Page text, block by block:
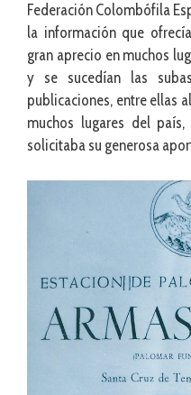
Federación Colombófila
la información que
gran aprecio en muchos
y se sucedían las
publicaciones, entre ellas
muchos lugares del
solicitaba su generosa